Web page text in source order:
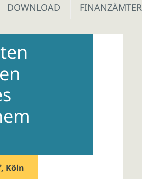
DOWNLOAD FINANZÄMTER
Köln